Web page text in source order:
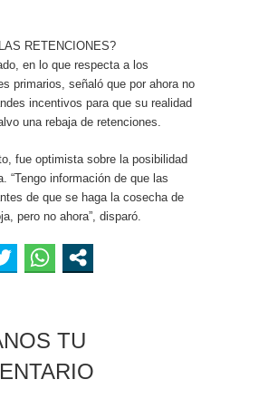
RETENCIONES?
en lo que respecta a los
primarios, señaló que por ahora no
incentivos para que su realidad
una rebaja de retenciones.
fue optimista sobre la posibilidad
“Tengo información de que las
de que se haga la cosecha de
pero no ahora”, disparó.
TU